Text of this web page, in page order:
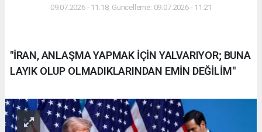
09.07.2026 - 11:18, Güncelleme: 09.07.2026 - 11:21
"İRAN, ANLAŞMA YAPMAK İÇİN YALVARIYOR; BUNA
LAYIK OLUP OLMADIKLARINDAN EMİN DEĞİLİM"